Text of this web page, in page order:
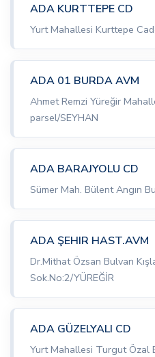
ADA KURTTEPE CD
Yurt Mahallesi Kurttepe
ADA 01 BURDA AVM
Ahmet Remzi Yüreğir
parsel/SEYHAN
ADA BARAJYOLU CD
Sümer Mah. Bülent Angın
ADA ŞEHIR HAST.AVM
Dr.Mithat Özsan Bulvarı
Sok.No:2/YÜREĞİR
ADA GÜZELYALI CD
Yurt Mahallesi Turgut Özal